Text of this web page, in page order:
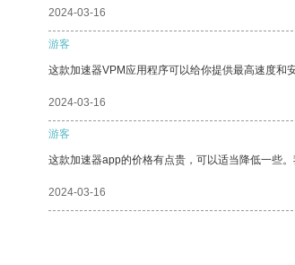
2024-03-16
游客
这款加速器VPM应用程序可以给你提供最高速度和
2024-03-16
游客
这款加速器app的价格有点贵，可以适当降低一些
2024-03-16